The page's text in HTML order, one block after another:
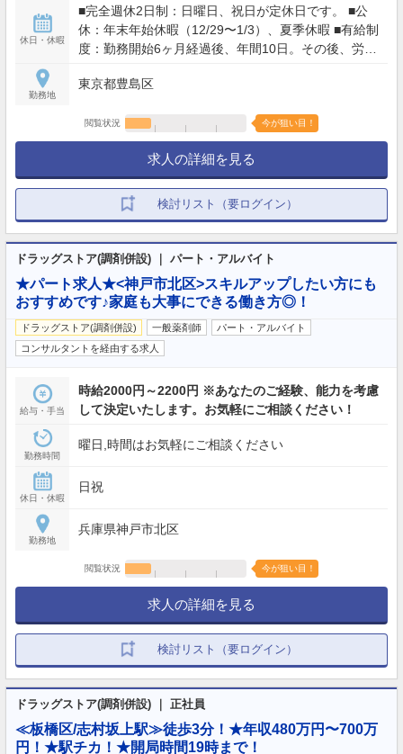
休日・休暇
■完全週休2日制：日曜日、祝日が定休日です。 ■公
休：年末年始休暇（12/29〜1/3）、夏季休暇 ■有給制
度：勤務開始6ヶ月経過後、年間10日。その後、労基
別休暇制度（最大5日）」 ・産休、育休制度あり ◎
勤務地
東京都豊島区
閲覧状況 今が狙い目！
求人の詳細を見る
検討リスト（要ログイン）
ドラッグストア(調剤併設) ｜ パート・アルバイト
★パート求人★<神戸市北区>スキルアップしたい方にも
おすすめです♪家庭も大事にできる働き方◎！
ドラッグストア(調剤併設) 一般薬剤師
パート・アルバイト
コンサルタントを経由する求人
給与・手当
時給2000円～2200円 ※あなたのご経験、能力を考慮
して決定いたします。お気軽にご相談ください！
勤務時間
曜日,時間はお気軽にご相談ください
休日・休暇
日祝
勤務地
兵庫県神戸市北区
閲覧状況 今が狙い目！
求人の詳細を見る
検討リスト（要ログイン）
ドラッグストア(調剤併設) ｜ 正社員
≪板橋区/志村坂上駅≫徒歩3分！★年収480万円〜700万
円！★駅チカ！★開局時間19時まで！